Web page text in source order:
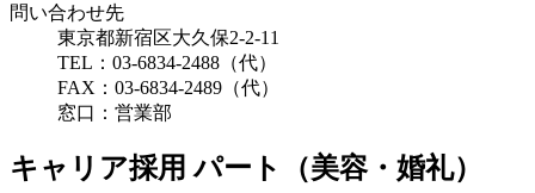
問い合わせ先
東京都新宿区大久保2-2-11
TEL：03-6834-2488（代）
FAX：03-6834-2489（代）
窓口：営業部
キャリア採用 パート（美容・婚礼）